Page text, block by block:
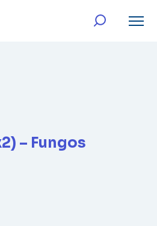
– Fungos